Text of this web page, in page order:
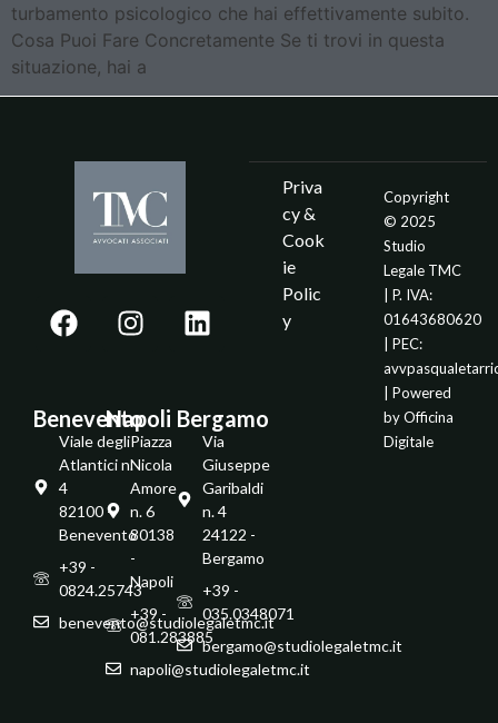
turbamento psicologico che hai effettivamente subito.
Cosa Puoi Fare Concretamente Se ti trovi in questa
situazione, hai a
Benevento
Viale degli
Atlantici n.
4
82100 -
Benevento
+39 -
0824.25743
benevento@studiolegaletmc.it
Napoli
Piazza
Nicola
Amore
n. 6
80138
-
Napoli
+39 -
081.283885
napoli@studiolegaletmc.it
Bergamo
Via
Giuseppe
Garibaldi
n. 4
24122 -
Bergamo
+39 -
035.0348071
bergamo@studiolegaletmc.it
Priva
cy &
Cook
ie
Polic
y
Copyright
© 2025
Studio
Legale TMC
| P. IVA:
01643680620
| PEC:
| Powered
byOfficina
Digitale